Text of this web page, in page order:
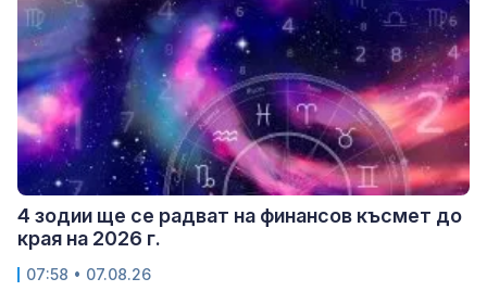
4 зодии ще се радват на финансов късмет до
края на 2026 г.
07:58 • 07.08.26